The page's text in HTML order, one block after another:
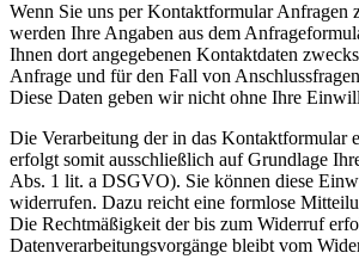
Wenn Sie uns per Kontaktformular Anfragen
werden Ihre Angaben aus dem
Ihnen dort angegebenen Kontaktdaten
Anfrage und für den Fall von
Diese Daten geben wir nicht ohne Ihre
Die Verarbeitung der in das Kontaktformular
erfolgt somit ausschließlich auf Grundlage
Abs. 1 lit. a DSGVO). Sie können diese
widerrufen. Dazu reicht eine formlose
Die Rechtmäßigkeit der bis zum Widerruf
Datenverarbeitungsvorgänge bleibt vom